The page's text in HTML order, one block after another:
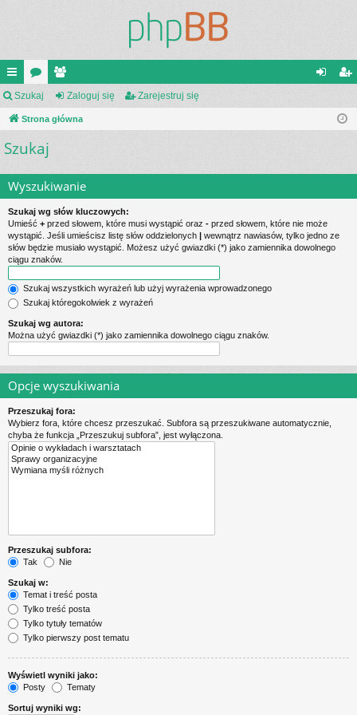
ię
ce
j
or
a
ży
tk
ni
cy
ej
Szukaj Zaloguj się Zarejestruj się
Strona główna
Szukaj
Wyszukiwanie
Szukaj wg słów kluczowych:
Umieść + przed słowem, które musi wystąpić oraz - przed słowem, które nie może
wystąpić. Jeśli umieścisz listę słów oddzielonych | wewnątrz nawiasów, tylko jedno ze
słów będzie musiało wystąpić. Możesz użyć gwiazdki (*) jako zamiennika dowolnego
ciągu znaków.
Szukaj wszystkich wyrażeń lub użyj wyrażenia wprowadzonego
Szukaj któregokolwiek z wyrażeń
Szukaj wg autora:
Można użyć gwiazdki (*) jako zamiennika dowolnego ciągu znaków.
Opcje wyszukiwania
Przeszukaj fora:
Wybierz fora, które chcesz przeszukać. Subfora są przeszukiwane automatycznie,
chyba że funkcja „Przeszukuj subfora”, jest wyłączona.
Przeszukaj subfora:
Tak
Nie
Szukaj w:
Temat i treść posta
Tylko treść posta
Tylko tytuły tematów
Tylko pierwszy post tematu
Wyświetl wyniki jako:
Posty
Tematy
Sortuj wyniki wg: